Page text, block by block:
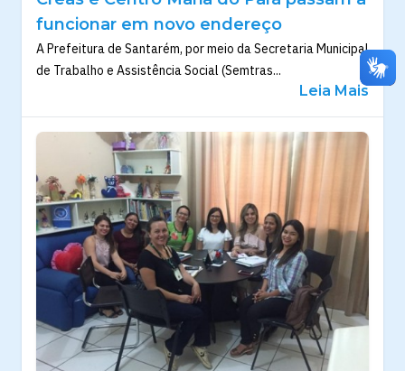
funcionar em novo endereço
A Prefeitura de Santarém, por meio da Secretaria Municipal
de Trabalho e Assistência Social (Semtras...
Leia Mais